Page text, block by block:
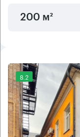
200 м²
8.2